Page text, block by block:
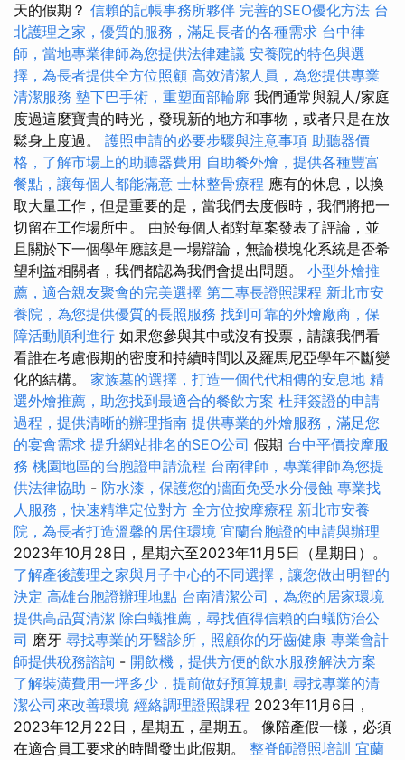
天的假期？ 信賴的記帳事務所夥伴 完善的SEO優化方法 台
北護理之家，優質的服務，滿足長者的各種需求 台中律
師，當地專業律師為您提供法律建議 安養院的特色與選
擇，為長者提供全方位照顧 高效清潔人員，為您提供專業
清潔服務 墊下巴手術，重塑面部輪廓 我們通常與親人/家庭
度過這麼寶貴的時光，發現新的地方和事物，或者只是在放
鬆身上度過。 護照申請的必要步驟與注意事項 助聽器價
格，了解市場上的助聽器費用 自助餐外燴，提供各種豐富
餐點，讓每個人都能滿意 士林整骨療程 應有的休息，以換
取大量工作，但是重要的是，當我們去度假時，我們將把一
切留在工作場所中。 由於每個人都對草案發表了評論，並
且關於下一個學年應該是一場辯論，無論模塊化系統是否希
望利益相關者，我們都認為我們會提出問題。 小型外燴推
薦，適合親友聚會的完美選擇 第二專長證照課程 新北市安
養院，為您提供優質的長照服務 找到可靠的外燴廠商，保
障活動順利進行 如果您參與其中或沒有投票，請讓我們看
看誰在考慮假期的密度和持續時間以及羅馬尼亞學年不斷變
化的結構。 家族墓的選擇，打造一個代代相傳的安息地 精
選外燴推薦，助您找到最適合的餐飲方案 杜拜簽證的申請
過程，提供清晰的辦理指南 提供專業的外燴服務，滿足您
的宴會需求 提升網站排名的SEO公司 假期 台中平價按摩服
務 桃園地區的台胞證申請流程 台南律師，專業律師為您提
供法律協助 - 防水漆，保護您的牆面免受水分侵蝕 專業找
人服務，快速精準定位對方 全方位按摩療程 新北市安養
院，為長者打造溫馨的居住環境 宜蘭台胞證的申請與辦理
2023年10月28日，星期六至2023年11月5日（星期日）。
了解產後護理之家與月子中心的不同選擇，讓您做出明智的
決定 高雄台胞證辦理地點 台南清潔公司，為您的居家環境
提供高品質清潔 除白蟻推薦，尋找值得信賴的白蟻防治公
司 磨牙 尋找專業的牙醫診所，照顧你的牙齒健康 專業會計
師提供稅務諮詢 - 開飲機，提供方便的飲水服務解決方案
了解裝潢費用一坪多少，提前做好預算規劃 尋找專業的清
潔公司來改善環境 經絡調理證照課程 2023年11月6日，
2023年12月22日，星期五，星期五。 像陪產假一樣，必須
在適合員工要求的時間發出此假期。 整脊師證照培訓 宜蘭